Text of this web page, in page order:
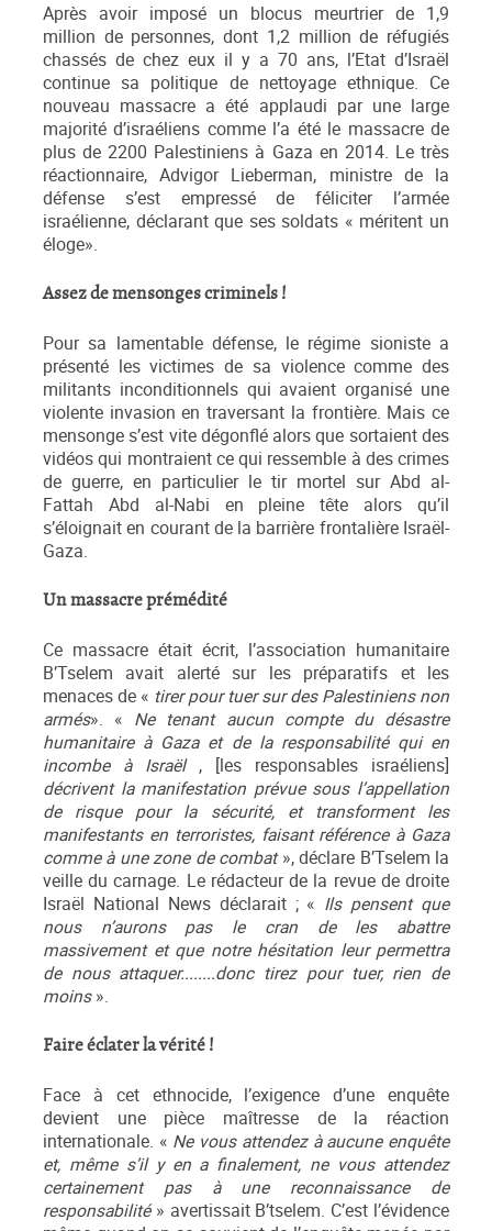
Après avoir imposé un blocus meurtrier de 1,9
million de personnes, dont 1,2 million de réfugiés
chassés de chez eux il y a 70 ans, l’Etat d’Israël
continue sa politique de nettoyage ethnique. Ce
nouveau massacre a été applaudi par une large
majorité d’israéliens comme l’a été le massacre de
plus de 2200 Palestiniens à Gaza en 2014. Le très
réactionnaire, Advigor Lieberman, ministre de la
défense s’est empressé de féliciter l’armée
israélienne, déclarant que ses soldats « méritent un
éloge».
Assez de mensonges criminels !
Pour sa lamentable défense, le régime sioniste a
présenté les victimes de sa violence comme des
militants inconditionnels qui avaient organisé une
violente invasion en traversant la frontière. Mais ce
mensonge s’est vite dégonflé alors que sortaient des
vidéos qui montraient ce qui ressemble à des crimes
de guerre, en particulier le tir mortel sur Abd al-
Fattah Abd al-Nabi en pleine tête alors qu’il
s’éloignait en courant de la barrière frontalière Israël-
Gaza.
Un massacre prémédité
Ce massacre était écrit, l’association humanitaire
B’Tselem avait alerté sur les préparatifs et les
menaces de « tirer pour tuer sur des Palestiniens non
armés». « Ne tenant aucun compte du désastre
humanitaire à Gaza et de la responsabilité qui en
incombe à Israël , [les responsables israéliens]
décrivent la manifestation prévue sous l’appellation
de risque pour la sécurité, et transforment les
manifestants en terroristes, faisant référence à Gaza
comme à une zone de combat», déclare B’Tselem la
veille du carnage. Le rédacteur de la revue de droite
Israël National News déclarait ; « Ils pensent que
nous n’aurons pas le cran de les abattre
massivement et que notre hésitation leur permettra
de nous attaquer........donc tirez pour tuer, rien de
moins».
Faire éclater la vérité !
Face à cet ethnocide, l’exigence d’une enquête
devient une pièce maîtresse de la réaction
internationale. « Ne vous attendez à aucune enquête
et, même s’il y en a finalement, ne vous attendez
certainement pas à une reconnaissance de
responsabilité» avertissait B’tselem. C’est l’évidence